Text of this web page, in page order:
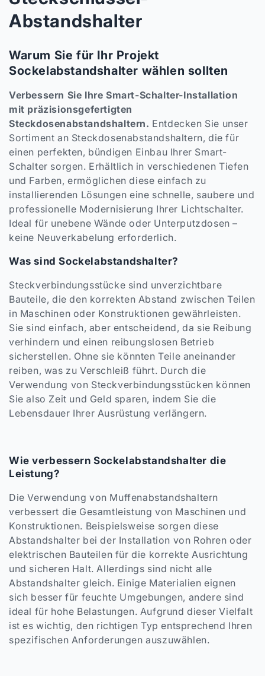
a
e
g
o
r
i
e
:
Abstandshalter
Warum Sie für Ihr Projekt
Sockelabstandshalter wählen sollten
Verbessern Sie Ihre Smart-Schalter-Installation
mit präzisionsgefertigten
Steckdosenabstandshaltern. Entdecken Sie unser
Sortiment an Steckdosenabstandshaltern, die für
einen perfekten, bündigen Einbau Ihrer Smart-
Schalter sorgen. Erhältlich in verschiedenen Tiefen
und Farben, ermöglichen diese einfach zu
installierenden Lösungen eine schnelle, saubere und
professionelle Modernisierung Ihrer Lichtschalter.
Ideal für unebene Wände oder Unterputzdosen –
keine Neuverkabelung erforderlich.
Was sind Sockelabstandshalter?
Steckverbindungsstücke sind unverzichtbare
Bauteile, die den korrekten Abstand zwischen Teilen
in Maschinen oder Konstruktionen gewährleisten.
Sie sind einfach, aber entscheidend, da sie Reibung
verhindern und einen reibungslosen Betrieb
sicherstellen. Ohne sie könnten Teile aneinander
reiben, was zu Verschleiß führt. Durch die
Verwendung von Steckverbindungsstücken können
Sie also Zeit und Geld sparen, indem Sie die
Lebensdauer Ihrer Ausrüstung verlängern.
Wie verbessern Sockelabstandshalter die
Leistung?
Die Verwendung von Muffenabstandshaltern
verbessert die Gesamtleistung von Maschinen und
Konstruktionen. Beispielsweise sorgen diese
Abstandshalter bei der Installation von Rohren oder
elektrischen Bauteilen für die korrekte Ausrichtung
und sicheren Halt. Allerdings sind nicht alle
Abstandshalter gleich. Einige Materialien eignen
sich besser für feuchte Umgebungen, andere sind
ideal für hohe Belastungen. Aufgrund dieser Vielfalt
ist es wichtig, den richtigen Typ entsprechend Ihren
spezifischen Anforderungen auszuwählen.